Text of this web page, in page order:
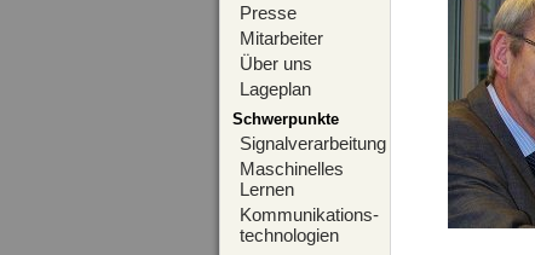
Presse
Mitarbeiter
Über uns
Lageplan
Schwerpunkte
Signalverarbeitung
Maschinelles
Lernen
Kommunikations-
technologien